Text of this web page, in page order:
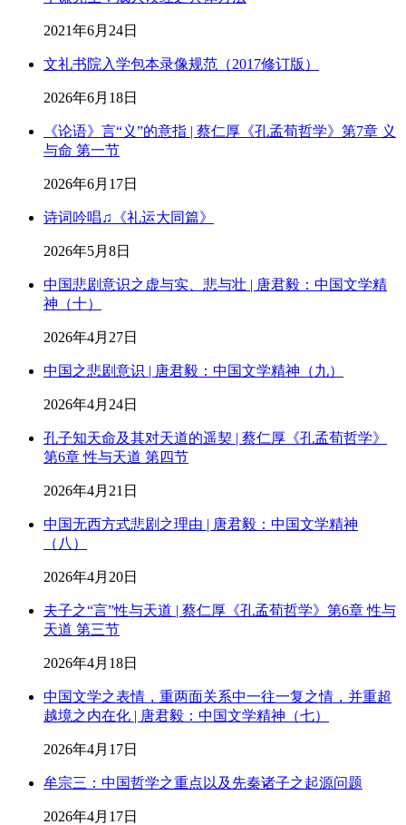
2021年6月24日
文礼书院入学包本录像规范（2017修订版）
2026年6月18日
《论语》言“义”的意指 | 蔡仁厚《孔孟荀哲学》第7章 义
与命 第一节
2026年6月17日
诗词吟唱♫《礼运大同篇》
2026年5月8日
中国悲剧意识之虚与实、悲与壮 | 唐君毅：中国文学精
神（十）
2026年4月27日
中国之悲剧意识 | 唐君毅：中国文学精神（九）
2026年4月24日
孔子知天命及其对天道的遥契 | 蔡仁厚《孔孟荀哲学》
第6章 性与天道 第四节
2026年4月21日
中国无西方式悲剧之理由 | 唐君毅：中国文学精神
（八）
2026年4月20日
夫子之“言”性与天道 | 蔡仁厚《孔孟荀哲学》第6章 性与
天道 第三节
2026年4月18日
中国文学之表情，重两面关系中一往一复之情，并重超
越境之内在化 | 唐君毅：中国文学精神（七）
2026年4月17日
牟宗三：中国哲学之重点以及先秦诸子之起源问题
2026年4月17日